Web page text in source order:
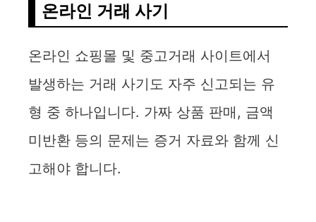
온라인 거래 사기
온라인 쇼핑몰 및 중고거래 사이트에서
발생하는 거래 사기도 자주 신고되는 유
형 중 하나입니다. 가짜 상품 판매, 금액
미반환 등의 문제는 증거 자료와 함께 신
고해야 합니다.